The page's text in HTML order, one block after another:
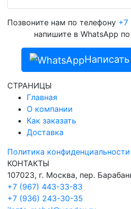
Позвоните нам по телефону +7
напишите в WhatsApp
СТРАНИЦЫ
Главная
О компании
Как заказать
Доставка
Политика конфиденциальности
КОНТАКТЫ
107023, г. Москва, пер.
+7 (967) 443-33-83
+7 (936) 243-30-35